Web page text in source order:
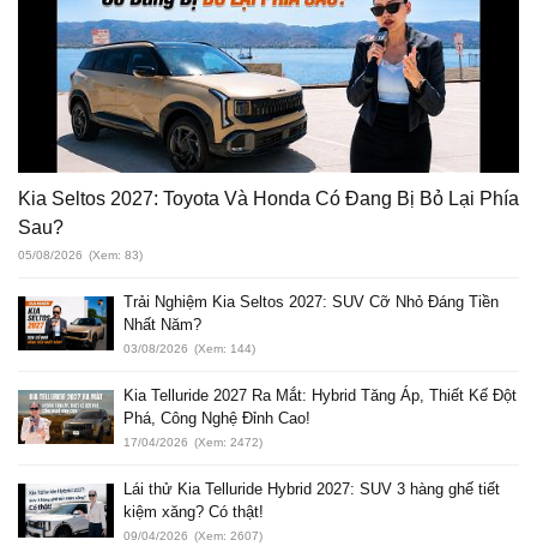
Kia Seltos 2027: Toyota Và Honda Có Đang Bị Bỏ Lại Phía
Sau?
05/08/2026 (Xem: 83)
Trải Nghiệm Kia Seltos 2027: SUV Cỡ Nhỏ Đáng Tiền
Nhất Năm?
03/08/2026 (Xem: 144)
Kia Telluride 2027 Ra Mắt: Hybrid Tăng Áp, Thiết Kế Đột
Phá, Công Nghệ Đỉnh Cao!
17/04/2026 (Xem: 2472)
Lái thử Kia Telluride Hybrid 2027: SUV 3 hàng ghế tiết
kiệm xăng? Có thật!
09/04/2026 (Xem: 2607)